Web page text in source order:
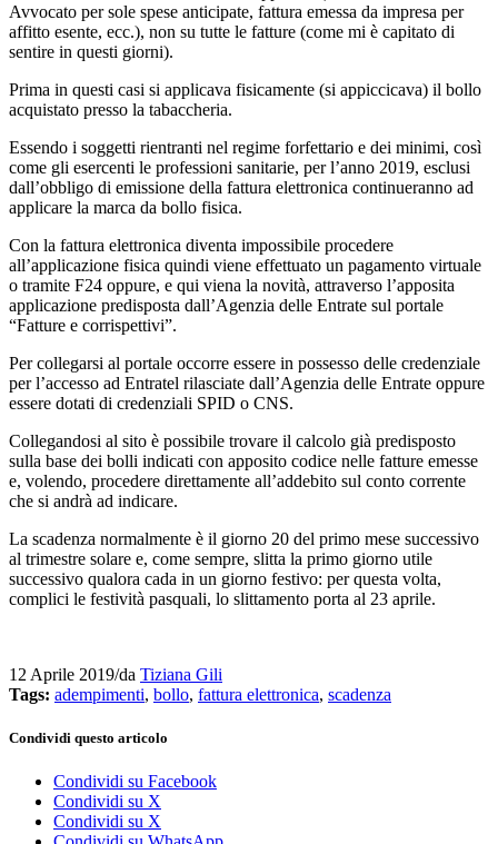
Avvocato per sole spese anticipate, fattura emessa da impresa per
affitto esente, ecc.), non su tutte le fatture (come mi è capitato di
sentire in questi giorni).
Prima in questi casi si applicava fisicamente (si appiccicava) il bollo
acquistato presso la tabaccheria.
Essendo i soggetti rientranti nel regime forfettario e dei minimi, così
come gli esercenti le professioni sanitarie, per l’anno 2019, esclusi
dall’obbligo di emissione della fattura elettronica continueranno ad
applicare la marca da bollo fisica.
Con la fattura elettronica diventa impossibile procedere
all’applicazione fisica quindi viene effettuato un pagamento virtuale
o tramite F24 oppure, e qui viena la novità, attraverso l’apposita
applicazione predisposta dall’Agenzia delle Entrate sul portale
“Fatture e corrispettivi”.
Per collegarsi al portale occorre essere in possesso delle credenziale
per l’accesso ad Entratel rilasciate dall’Agenzia delle Entrate oppure
essere dotati di credenziali SPID o CNS.
Collegandosi al sito è possibile trovare il calcolo già predisposto
sulla base dei bolli indicati con apposito codice nelle fatture emesse
e, volendo, procedere direttamente all’addebito sul conto corrente
che si andrà ad indicare.
La scadenza normalmente è il giorno 20 del primo mese successivo
al trimestre solare e, come sempre, slitta la primo giorno utile
successivo qualora cada in un giorno festivo: per questa volta,
complici le festività pasquali, lo slittamento porta al 23 aprile.
12 Aprile 2019/da Tiziana Gili
Tags: adempimenti, bollo, fattura elettronica, scadenza
Condividi questo articolo
Condividi su Facebook
Condividi su X
Condividi su X